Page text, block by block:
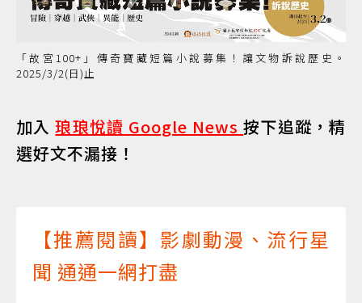
「故宮100+」傳奇寶藏短篇小說募集！讓文物訴說歷史。
2025/3/2(日)止
加入琅琅悅讀 Google News按下追蹤，精
選好文不漏接！
【推薦閱讀】影劇動漫、流行星
聞 通通一網打盡